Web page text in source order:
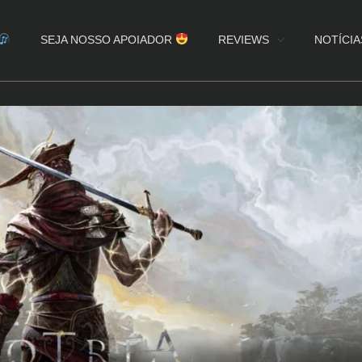
SEJA NOSSO APOIADOR REVIEWS